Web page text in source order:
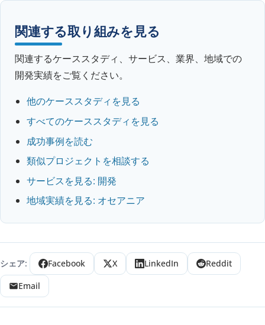
関連する取り組みを見る
関連するケーススタディ、サービス、業界、地域での
開発実績をご覧ください。
他のケーススタディを見る
すべてのケーススタディを見る
成功事例を読む
類似プロジェクトを相談する
サービスを見る: 開発
地域実績を見る: オセアニア
シェア: Facebook X LinkedIn
Reddit
Email